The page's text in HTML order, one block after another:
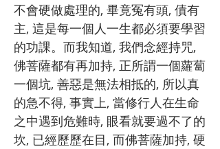
不會硬做處理的, 畢竟冤有頭, 債有
主, 這是每一個人一生都必須要學習
的功課。而我知道, 我們念經持咒,
佛菩薩都有再加持, 正所謂一個蘿蔔
一個坑, 善惡是無法相抵的, 所以真
的急不得, 事實上, 當修行人在生命
之中遇到危難時, 眼看就要過不了的
坎, 已經歷歷在目, 而佛菩薩加持, 硬